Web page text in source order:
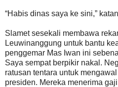
“Habis dinas saya ke sini,”
Slamet sesekali membawa
Leuwinanggung untuk bantu
penggemar Mas Iwan ini
Saya sempat berpikir nakal.
ratusan tentara untuk
presiden. Mereka menerima